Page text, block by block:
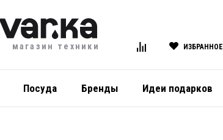
магазин техники ИЗБРАННОЕ
Посуда Бренды Идеи подарков